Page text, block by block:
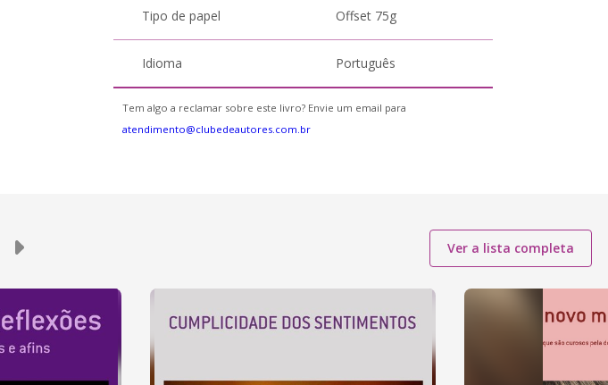
Tipo de papel Offset 75g
Idioma Português
Tem algo a reclamar sobre este livro? Envie um email para
atendimento@clubedeautores.com.br
Ver a lista completa